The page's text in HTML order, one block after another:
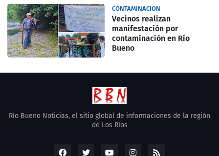
CONTAMINACION
Vecinos realizan
manifestación por
contaminación en Río
Bueno
Río Bueno Noticias, el sitio global de informaciones de la región
de Los Ríos